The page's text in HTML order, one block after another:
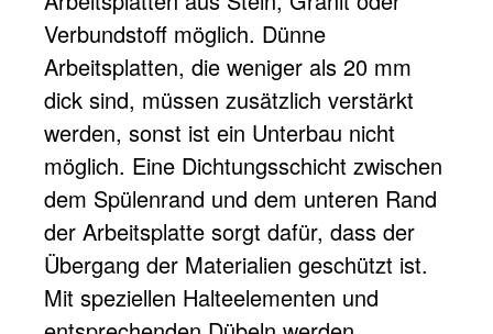
Verbundstoff möglich. Dünne
Arbeitsplatten, die weniger als 20 mm
dick sind, müssen zusätzlich verstärkt
werden, sonst ist ein Unterbau nicht
möglich. Eine Dichtungsschicht zwischen
dem Spülenrand und dem unteren Rand
der Arbeitsplatte sorgt dafür, dass der
Übergang der Materialien geschützt ist.
Mit speziellen Halteelementen und